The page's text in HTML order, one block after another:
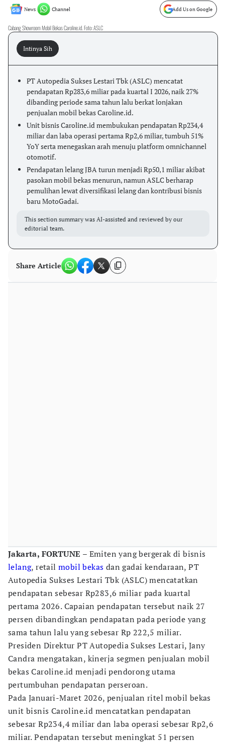
News Channel Add Us on Google
Cabang Showroom Mobil Bekas Caroline.id. Foto: ASLC
Intinya Sih
PT Autopedia Sukses Lestari Tbk (ASLC) mencatat
pendapatan Rp283,6 miliar pada kuartal I 2026, naik 27%
dibanding periode sama tahun lalu berkat lonjakan
penjualan mobil bekas Caroline.id.
Unit bisnis Caroline.id membukukan pendapatan Rp234,4
miliar dan laba operasi pertama Rp2,6 miliar, tumbuh 51%
YoY serta menegaskan arah menuju platform omnichannel
otomotif.
Pendapatan lelang JBA turun menjadi Rp50,1 miliar akibat
pasokan mobil bekas menurun, namun ASLC berharap
pemulihan lewat diversifikasi lelang dan kontribusi bisnis
baru MotoGadai.
This section summary was AI-assisted and reviewed by our
editorial team.
Share Article
Jakarta, FORTUNE – Emiten yang bergerak di bisnis
lelang, retailmobil bekas dan gadai kendaraan, PT
Autopedia Sukses Lestari Tbk (ASLC) mencatatkan
pendapatan sebesar Rp283,6 miliar pada kuartal
pertama 2026. Capaian pendapatan tersebut naik 27
persen dibandingkan pendapatan pada periode yang
sama tahun lalu yang sebesar Rp 222,5 miliar.
Presiden Direktur PT Autopedia Sukses Lestari, Jany
Candra mengatakan, kinerja segmen penjualan mobil
bekas Caroline.id menjadi pendorong utama
pertumbuhan pendapatan perseroan.
Pada Januari-Maret 2026, penjualan ritel mobil bekas
unit bisnis Caroline.id mencatatkan pendapatan
sebesar Rp234,4 miliar dan laba operasi sebesar Rp2,6
miliar. Pendapatan tersebut meningkat 51 persen